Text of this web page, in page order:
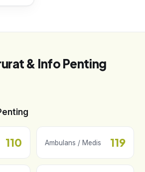
& Info Penting
110 Ambulans / Medis 119